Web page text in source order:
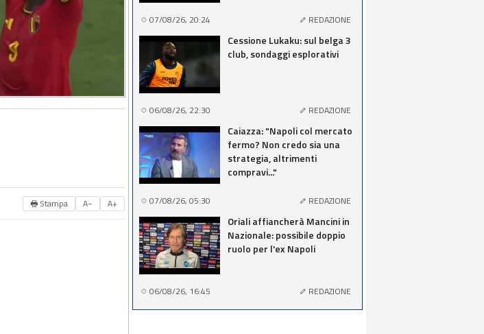
🖶 Stampa A− A+
07/08/26, 20:24 REDAZIONE
Cessione Lukaku: sul belga 3
club, sondaggi esplorativi
06/08/26, 22:30 REDAZIONE
Caiazza: "Napoli col mercato
fermo? Non credo sia una
strategia, altrimenti
compravi..."
07/08/26, 05:30 REDAZIONE
Oriali affiancherà Mancini in
Nazionale: possibile doppio
ruolo per l'ex Napoli
06/08/26, 16:45 REDAZIONE